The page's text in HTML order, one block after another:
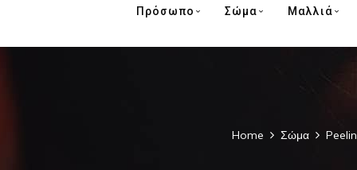
Πρόσωπο Σώμα Μαλλιά
Home Σώμα